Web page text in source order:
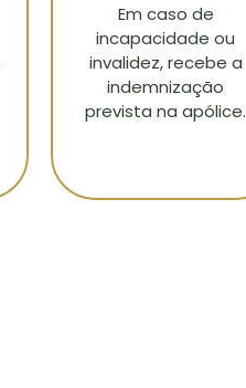
Em caso de
incapacidade ou
invalidez, recebe a
indemnização
prevista na apólice.